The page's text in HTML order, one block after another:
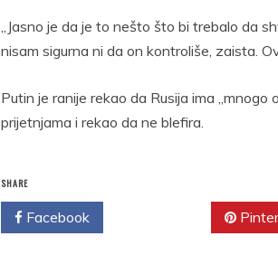
„Jasno je da je to nešto što bi trebalo da
nisam sigurna ni da on kontroliše, zaista.
Putin je ranije rekao da Rusija ima
prijetnjama i rekao da ne blefira.
SHARE
Facebook